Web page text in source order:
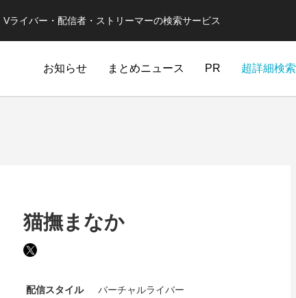
ライバー・配信者・ストリーマーの検索サービス
お知らせ まとめニュース PR 超詳細検索
猫撫まなか
配信スタイル バーチャルライバー